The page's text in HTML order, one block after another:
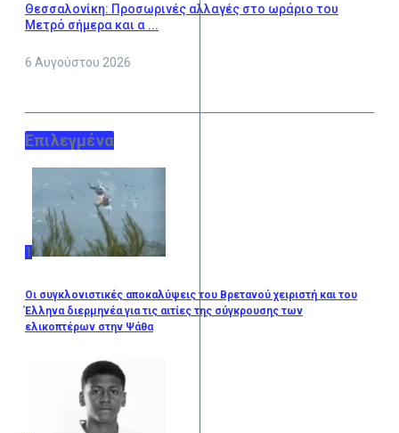
Θεσσαλονίκη: Προσωρινές αλλαγές στο ωράριο του
Μετρό σήμερα και α ...
6 Αυγούστου 2026
Επιλεγμένα
1
Οι συγκλονιστικές αποκαλύψεις του Βρετανού χειριστή και του
Έλληνα διερμηνέα για τις αιτίες της σύγκρουσης των
ελικοπτέρων στην Ψάθα